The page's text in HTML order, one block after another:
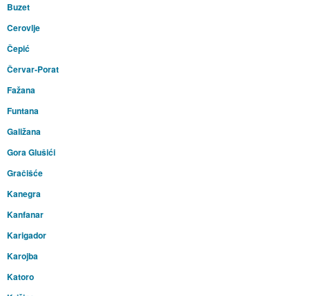
Buzet
Cerovlje
Čepić
Červar-Porat
Fažana
Funtana
Galižana
Gora Glušići
Gračišće
Kanegra
Kanfanar
Karigador
Karojba
Katoro